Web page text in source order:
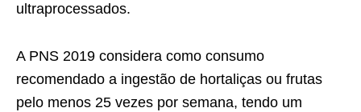
ultraprocessados.
A PNS 2019 considera como consumo
recomendado a ingestão de hortaliças ou frutas
pelo menos 25 vezes por semana, tendo um